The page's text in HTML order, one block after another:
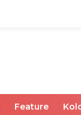
Feature